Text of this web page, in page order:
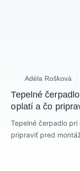
Adéla Rošková
Tepelné
oplatí a čo
Tepelné čerpadlo
pripraviť pred